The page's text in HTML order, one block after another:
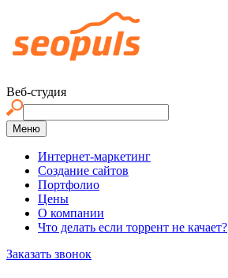
Веб-студия
Меню
Интернет-маркетинг
Создание сайтов
Портфолио
Цены
О компании
Что делать если торрент не качает?
Заказать звонок